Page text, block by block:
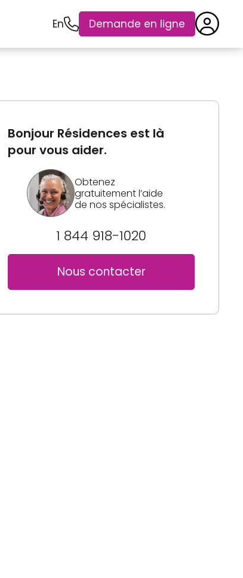
En Demande en ligne
Bonjour Résidences est là
pour vous aider.
Obtenez
gratuitement l’aide
de nos spécialistes.
1 844 918-1020
Nous contacter